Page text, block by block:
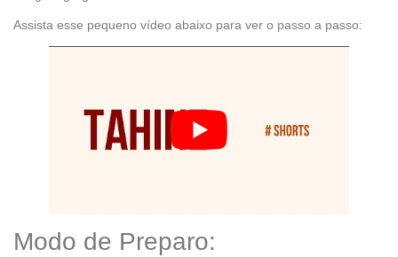
Assista esse pequeno vídeo abaixo para ver o passo a passo:
Modo de Preparo: